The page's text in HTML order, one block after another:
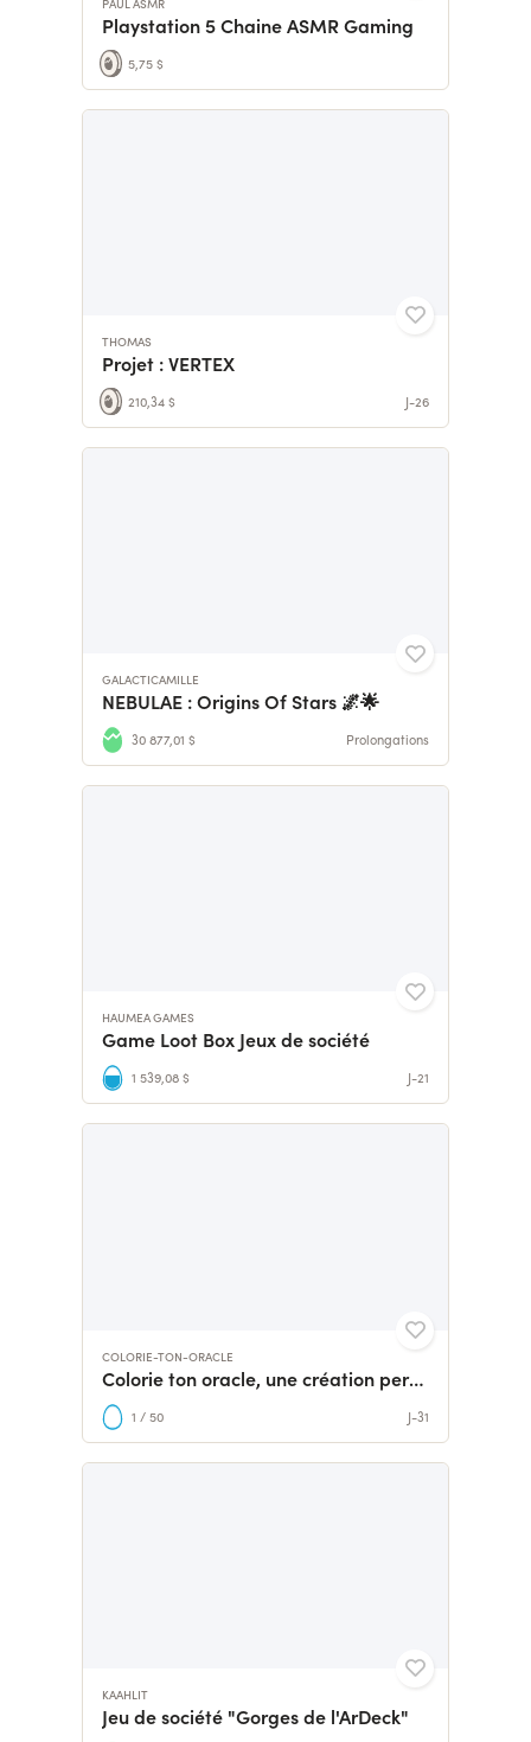
Playstation 5 Chaine ASMR Gaming
5,75 $
THOMAS
Projet : VERTEX
210,34 $ J-26
GALACTICAMILLE
NEBULAE : Origins Of Stars 🌌🌟
30 877,01 $ Prolongations
HAUMEA GAMES
Game Loot Box Jeux de société
1 539,08 $ J-21
COLORIE-TON-ORACLE
Colorie ton oracle, une création personnelle
1 / 50 J-31
KAAHLIT
Jeu de société "Gorges de l'ArDeck"